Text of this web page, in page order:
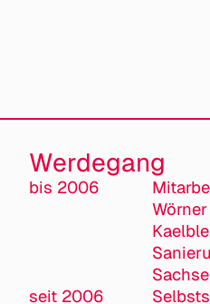
Werdegang
bis 2006
seit 2006